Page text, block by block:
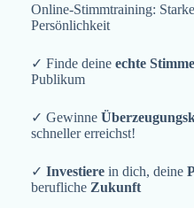
Online-Stimmtraining:
Persönlichkeit
✓ Finde deine echte Stimme
Publikum
✓ Gewinne
schneller erreichst!
✓ Investiere in dich, deine
berufliche Zukunft